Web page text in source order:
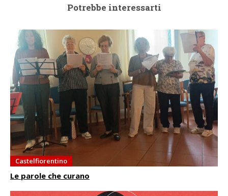
Potrebbe interessarti
Castelfiorentino
Le parole che curano